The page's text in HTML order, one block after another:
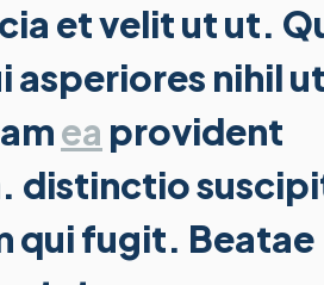
et velit ut ut.
asperiores nihil ut
ea provident
distinctio
qui fugit. Beatae